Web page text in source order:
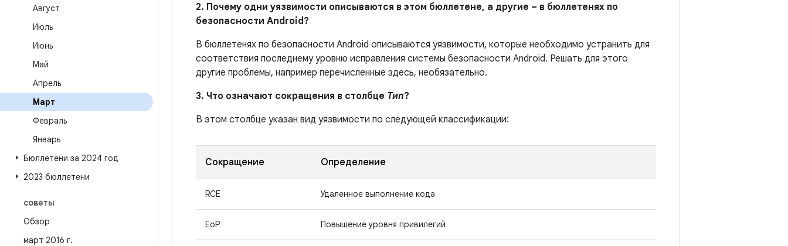
Август
Июль
Июнь
Май
Апрель
Март
Февраль
Январь
Бюллетени за 2024 год
2023 бюллетени
советы
Обзор
март 2016 г.
2. Почему одни уязвимости описываются в этом бюллетене, а другие – в бюллетенях по
безопасности Android?
В бюллетенях по безопасности Android описываются уязвимости, которые необходимо устранить для
соответствия последнему уровню исправления системы безопасности Android. Решать для этого
другие проблемы, например перечисленные здесь, необязательно.
3. Что означают сокращения в столбце Тип?
В этом столбце указан вид уязвимости по следующей классификации:
Сокращение Определение
RCE Удаленное выполнение кода
EoP Повышение уровня привилегий